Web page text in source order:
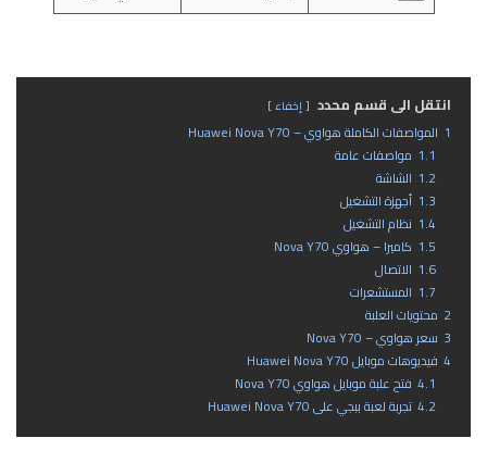
انتقل الى قسم محدد إخفاء
1 المواصفات الكاملة هواوي – Huawei Nova Y70
1.1 مواصفات عامة
1.2 الشاشة
1.3 أجهزة التشغيل
1.4 نظام التشغيل
1.5 كاميرا – هواوي Nova Y70
1.6 الاتصال
1.7 المستشعرات
2 محتويات العلبة
3 سعر هواوي – Nova Y70
4 فيديوهات موبايل Huawei Nova Y70
4.1 فتح علبة موبايل هواوي Nova Y70
4.2 تجربة لعبة ببجي على Huawei Nova Y70